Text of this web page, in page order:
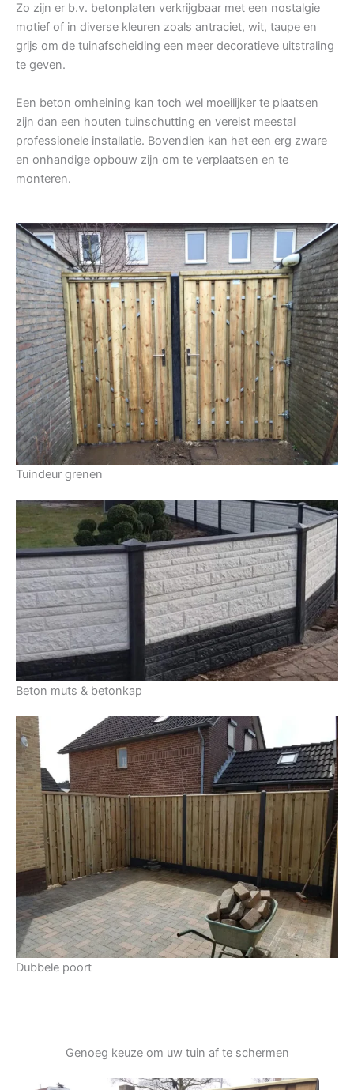
Zo zijn er b.v. betonplaten verkrijgbaar met een nostalgie
motief of in diverse kleuren zoals antraciet, wit, taupe en
grijs om de tuinafscheiding een meer decoratieve uitstraling
te geven.
Een beton omheining kan toch wel moeilijker te plaatsen
zijn dan een houten tuinschutting en vereist meestal
professionele installatie. Bovendien kan het een erg zware
en onhandige opbouw zijn om te verplaatsen en te
monteren.
Tuindeur grenen
Beton muts & betonkap
Dubbele poort
Genoeg keuze om uw tuin af te schermen